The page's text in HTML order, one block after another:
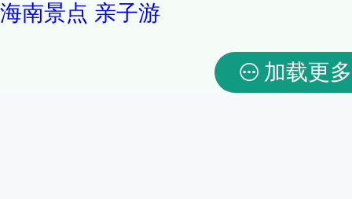
海南景点 亲子游
加载更多